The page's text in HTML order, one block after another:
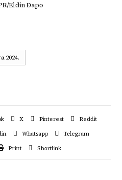
Eldin Đapo
2024.
X Pinterest
Reddit
Whatsapp
Telegram
Print Shortlink